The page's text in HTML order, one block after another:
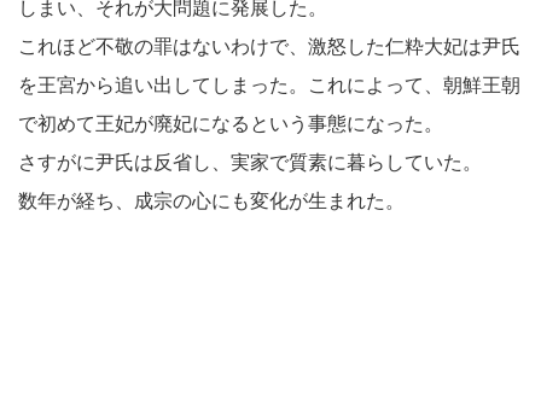
しまい、それが大問題に発展した。
これほど不敬の罪はないわけで、激怒した仁粋大妃は尹氏
を王宮から追い出してしまった。これによって、朝鮮王朝
で初めて王妃が廃妃になるという事態になった。
さすがに尹氏は反省し、実家で質素に暮らしていた。
数年が経ち、成宗の心にも変化が生まれた。